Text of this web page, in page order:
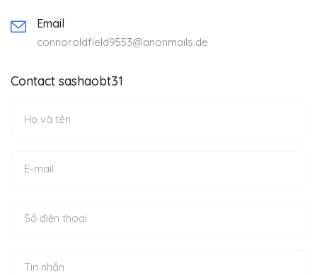
Email
connoroldfield9553@anonmails.de
Contact sashaobt31